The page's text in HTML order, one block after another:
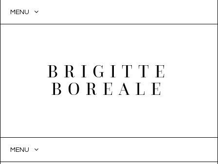
MENU
BRIGITTE
BOREALE
MENU